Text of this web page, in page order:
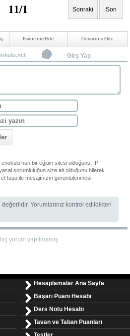
11/1 Sonraki Son
Favorime Ekle Duvarıma Ekle
Girş Yap
bir eğitim sitesi olduğunu, IP
sorumluluğun size ait olduğunu bilerek
tuşu ile mesajınızın görüntülenmesi
Yorumlarınız kontrol edildikten
yorum yapılmamış
Hesaplamalar Ana Sayfa
Başarı Puanı Hesabı
Ders Notu Hesabı
Tavan ve Taban Puanları